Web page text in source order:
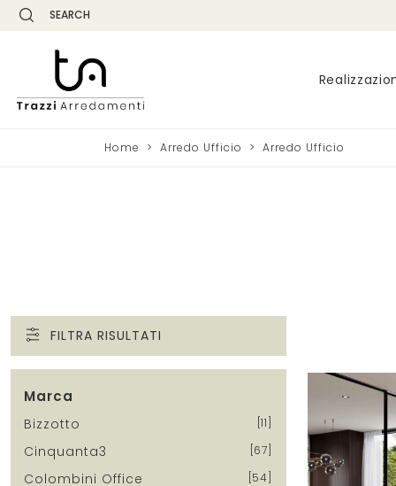
SEARCH
Home > Arredo Ufficio > Arredo Ufficio
FILTRA RISULTATI
Marca
Bizzotto 11
Cinquanta3 67
Colombini Office 54